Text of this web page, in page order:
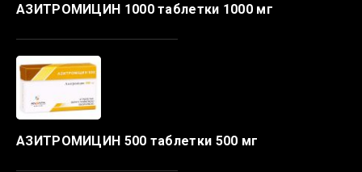
АЗИТРОМИЦИН 1000 таблетки 1000 мг
АЗИТРОМИЦИН 500 таблетки 500 мг